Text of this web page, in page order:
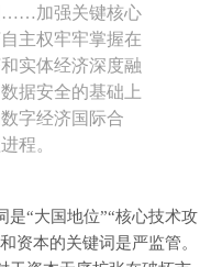
……加强关键核心
主权牢牢掌握在
实体经济深度融
据安全的基础上
字经济国际合
程。
是“大国地位”“核心技术攻
资本的关键词是严监管。